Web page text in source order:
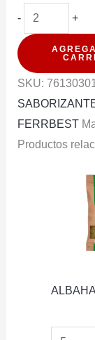
-
MILO
POLVO
+
SKU:
FERRBEST
Productos